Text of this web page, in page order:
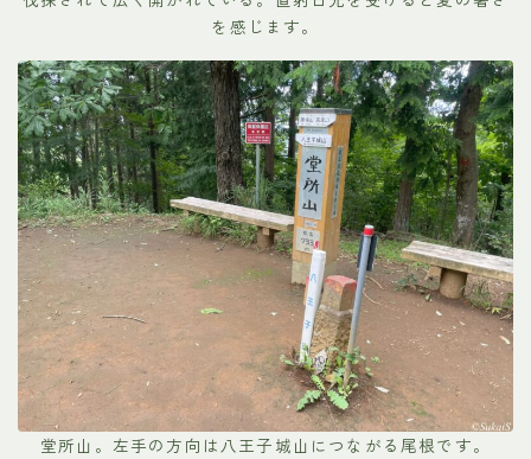
を感じます。
堂所山。左手の方向は八王子城山につながる尾根です。